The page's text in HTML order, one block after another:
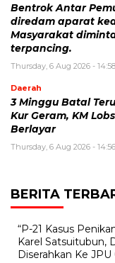
Bentrok Antar
diredam aparat
Masyarakat
terpancing.
Thursday, 6 Aug 2026 -
Daerah
3 Minggu Batal
Kur Geram, KM
Berlayar
Thursday, 6 Aug 2026 -
BERITA
“P-21 Kasus
Karel Satsuitubun,
Diserahkan Ke JPU